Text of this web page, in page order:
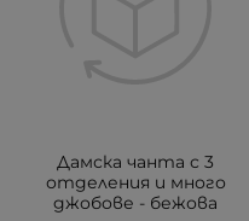
Дамска чанта с 3
отделения и много
джобове - бежова